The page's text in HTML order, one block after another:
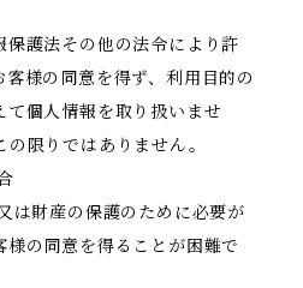
保護法その他の法令により許
様の同意を得ず、利用目的の
個人情報を取り扱いませ
限りではありません。
は財産の保護のために必要が
様の同意を得ることが困難で